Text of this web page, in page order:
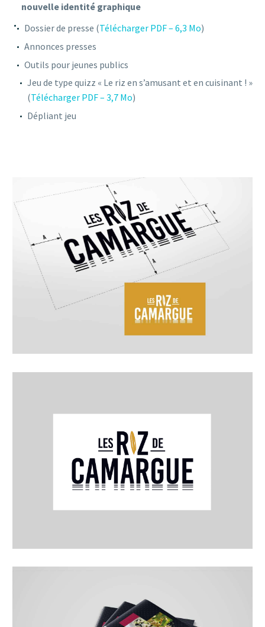
nouvelle identité graphique
Dossier de presse (Télécharger PDF – 6,3 Mo)
Annonces presses
Outils pour jeunes publics
Jeu de type quizz « Le riz en s’amusant et en cuisinant ! »
(Télécharger PDF – 3,7 Mo)
Dépliant jeu